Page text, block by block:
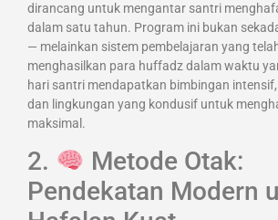
dirancang untuk mengantar santri
dalam satu tahun. Program ini bukan
— melainkan sistem pembelajaran yang
menghasilkan para huffadz dalam waktu
hari santri mendapatkan bimbingan
dan lingkungan yang kondusif untuk
maksimal.
2.
Metode Otak:
Pendekatan Modern